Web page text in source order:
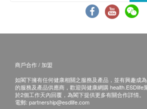
商戶合作 / 加盟
如閣下擁有任何健康相關之服務及產品，並有興趣成
的服務及產品供應商，歡迎與健康網購 health.ESDlife
於2個工作天內回覆，為閣下提供更多有關合作詳情。
電郵: partnership@esdlife.com